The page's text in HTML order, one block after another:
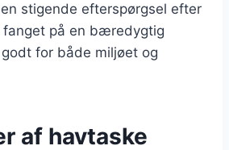
stigende efterspørgsel efter
fanget på en bæredygtig
for både miljøet og
af havtaske